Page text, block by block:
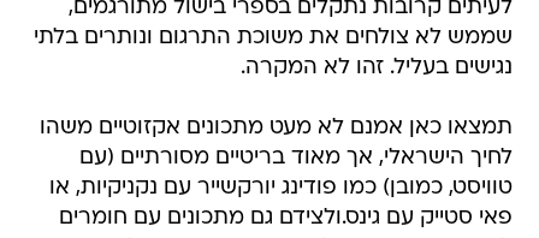
לעיתים קרובות נתקלים בספרי בישול מתורגמים,
שממש לא צולחים את משוכת התרגום ונותרים בלתי
נגישים בעליל. זהו לא המקרה.
תמצאו כאן אמנם לא מעט מתכונים אקזוטיים משהו
לחיך הישראלי, אך מאוד בריטיים מסורתיים (עם
טוויסט, כמובן) כמו פודינג יורקשייר עם נקניקיות, או
פאי סטייק עם גינס.ולצידם גם מתכונים עם חומרים